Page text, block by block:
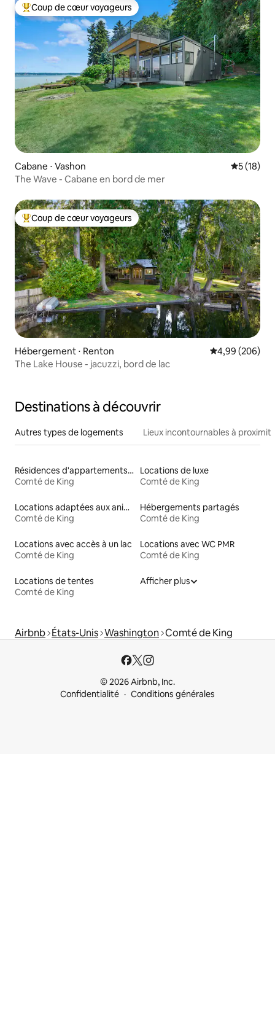
Coups de cœur voyageurs les plus appréciés
Coup de cœur voyageurs
Cabane ⋅ Vashon
5 (18)
The Wave - Cabane en bord de mer
Coups de cœur voyageurs les plus appréciés
Coup de cœur voyageurs
Hébergement ⋅ Renton Évaluation
4,99 (206)
The Lake House - jacuzzi, bord de lac
Destinations à découvrir
Autres types de logements Lieux incontournables à
Résidences d'appartements en location
Comté de King
Locations de luxe
Comté de King
Locations adaptées aux animaux
Comté de King
Hébergements partagés
Comté de King
Locations avec accès à un lac
Comté de King
Locations avec WC PMR
Comté de King
Locations de tentes
Comté de King
Afficher plus
Airbnb États-Unis Washington Comté de King
© 2026 Airbnb, Inc.
Confidentialité
Conditions générales